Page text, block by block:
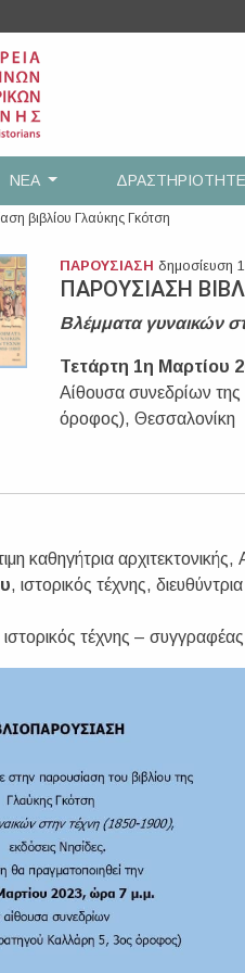
ΝΕΑ
βιβλίου Γλαύκης Γκότση
ΠΑΡΟΥΣΙΑΣΗ δημοσίευση
ΠΑΡΟΥΣΙΑΣΗ
Βλέμματα γυναικών
Τετάρτη 1η Μαρτίου
Αίθουσα συνεδρίων
όροφος), Θεσσαλονίκη
καθηγήτρια
, ιστορικός τέχνης,
ιστορικός τέχνης – συγγραφέας